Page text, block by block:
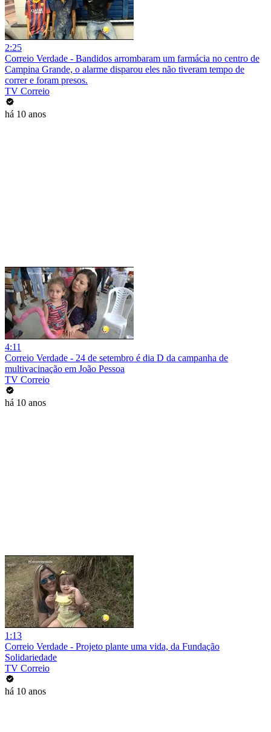
2:25
Correio Verdade - Bandidos arrombaram um farmácia no centro de
Campina Grande, o alarme disparou eles não tiveram tempo de
correr e foram presos.
TV Correio
há 10 anos
4:11
Correio Verdade - 24 de setembro é dia D da campanha de
multivacinação em João Pessoa
TV Correio
há 10 anos
1:13
Correio Verdade - Projeto plante uma vida, da Fundação
Solidariedade
TV Correio
há 10 anos